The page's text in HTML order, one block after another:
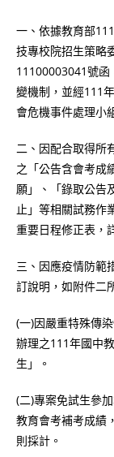
一、依據教育部
技專校院招生策略
11100003041號函
變機制，並經111
會危機事件處理小
二、因配合取得所
之「公告含會考成
願」、「錄取公告
止」等相關試務作
重要日程修正表，
三、因應疫情防範
訂說明，如附件二
(一)因嚴重特殊傳
辦理之111年國中
生」。
(二)專案免試生參
教育會考補考成績
則採計。